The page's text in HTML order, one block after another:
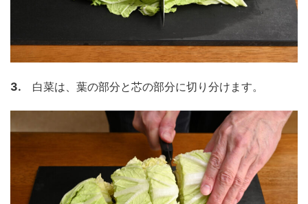
3. 白菜は、葉の部分と芯の部分に切り分けます。